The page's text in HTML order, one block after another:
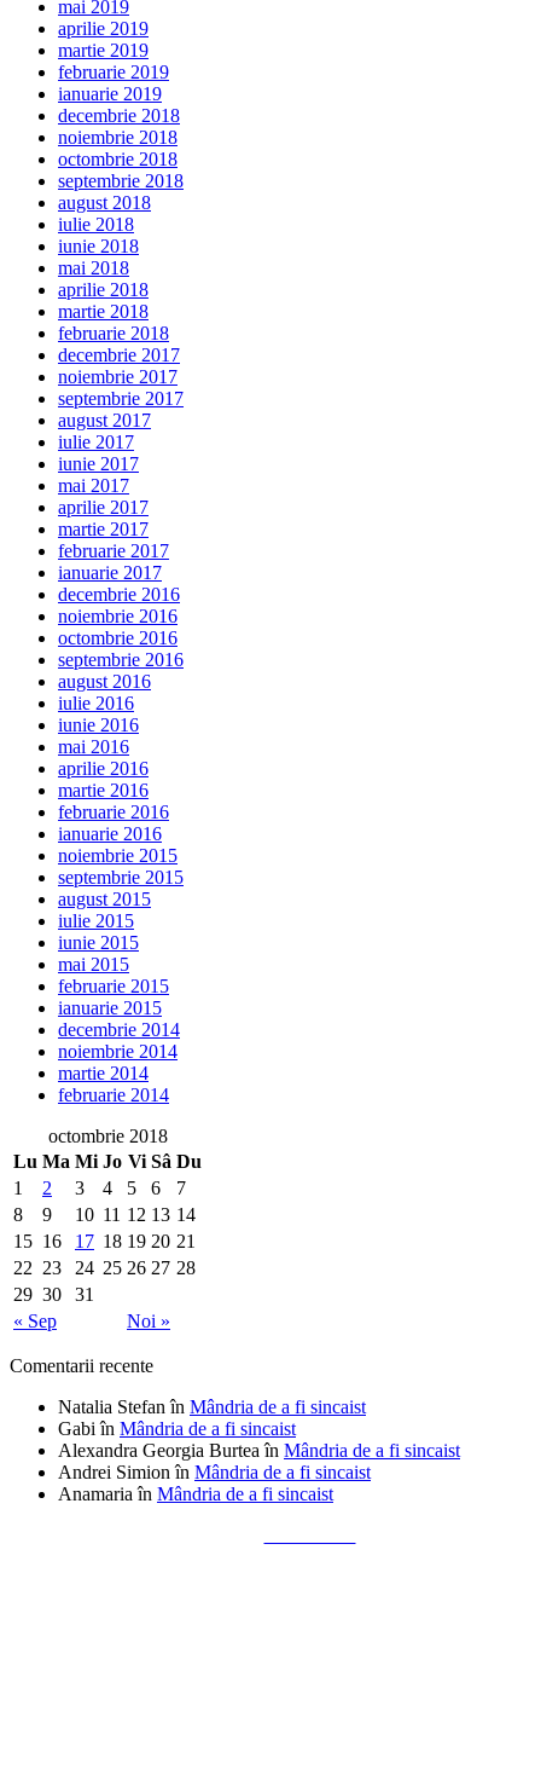
mai 2019
aprilie 2019
martie 2019
februarie 2019
ianuarie 2019
decembrie 2018
noiembrie 2018
octombrie 2018
septembrie 2018
august 2018
iulie 2018
iunie 2018
mai 2018
aprilie 2018
martie 2018
februarie 2018
decembrie 2017
noiembrie 2017
septembrie 2017
august 2017
iulie 2017
iunie 2017
mai 2017
aprilie 2017
martie 2017
februarie 2017
ianuarie 2017
decembrie 2016
noiembrie 2016
octombrie 2016
septembrie 2016
august 2016
iulie 2016
iunie 2016
mai 2016
aprilie 2016
martie 2016
februarie 2016
ianuarie 2016
noiembrie 2015
septembrie 2015
august 2015
iulie 2015
iunie 2015
mai 2015
februarie 2015
ianuarie 2015
decembrie 2014
noiembrie 2014
martie 2014
februarie 2014
octombrie 2018
Lu Ma Mi Jo Vi Sâ Du
« Sep Noi »
1 2 3 4 5 6
7
8
9 10 11 12 13 14
15 16 17 18 19 20 21
22 23 24 25 26 27 28
29 30 31
Comentarii recente
Natalia Stefan în Mândria de a fi sincaist
Gabi în Mândria de a fi sincaist
Alexandra Georgia Burtea în Mândria de a fi sincaist
Andrei Simion în Mândria de a fi sincaist
Anamaria în Mândria de a fi sincaist